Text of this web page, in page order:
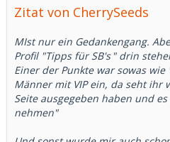
Zitat von CherrySeeds
MIst nur ein Gedankengang.
Profil "Tipps für SB's " drin
Einer der Punkte war sowas
Männer mit VIP ein, da seht ihr
Seite ausgegeben haben und
nehmen"